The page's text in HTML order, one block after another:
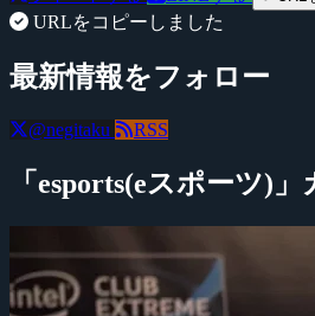
URLをコピーしました
最新情報をフォロー
@negitaku RSS
「esports(eスポーツ)